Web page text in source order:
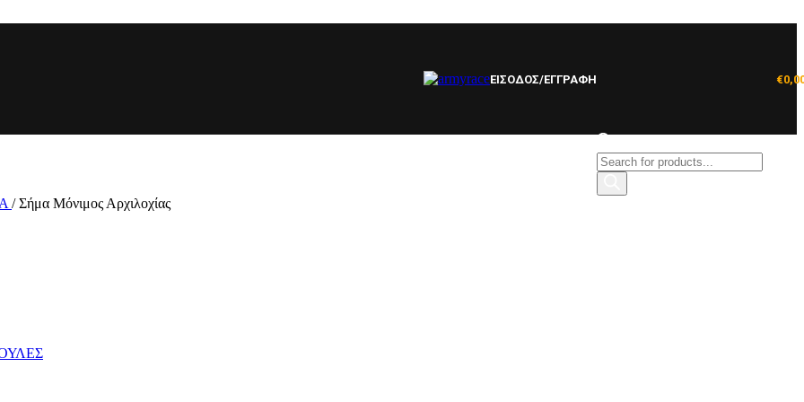
ΕΙΣΟΔΟΣ/ΕΓΓΡΑΦΗ
Products
search
€
/ Σήμα Μόνιμος Αρχιλοχίας